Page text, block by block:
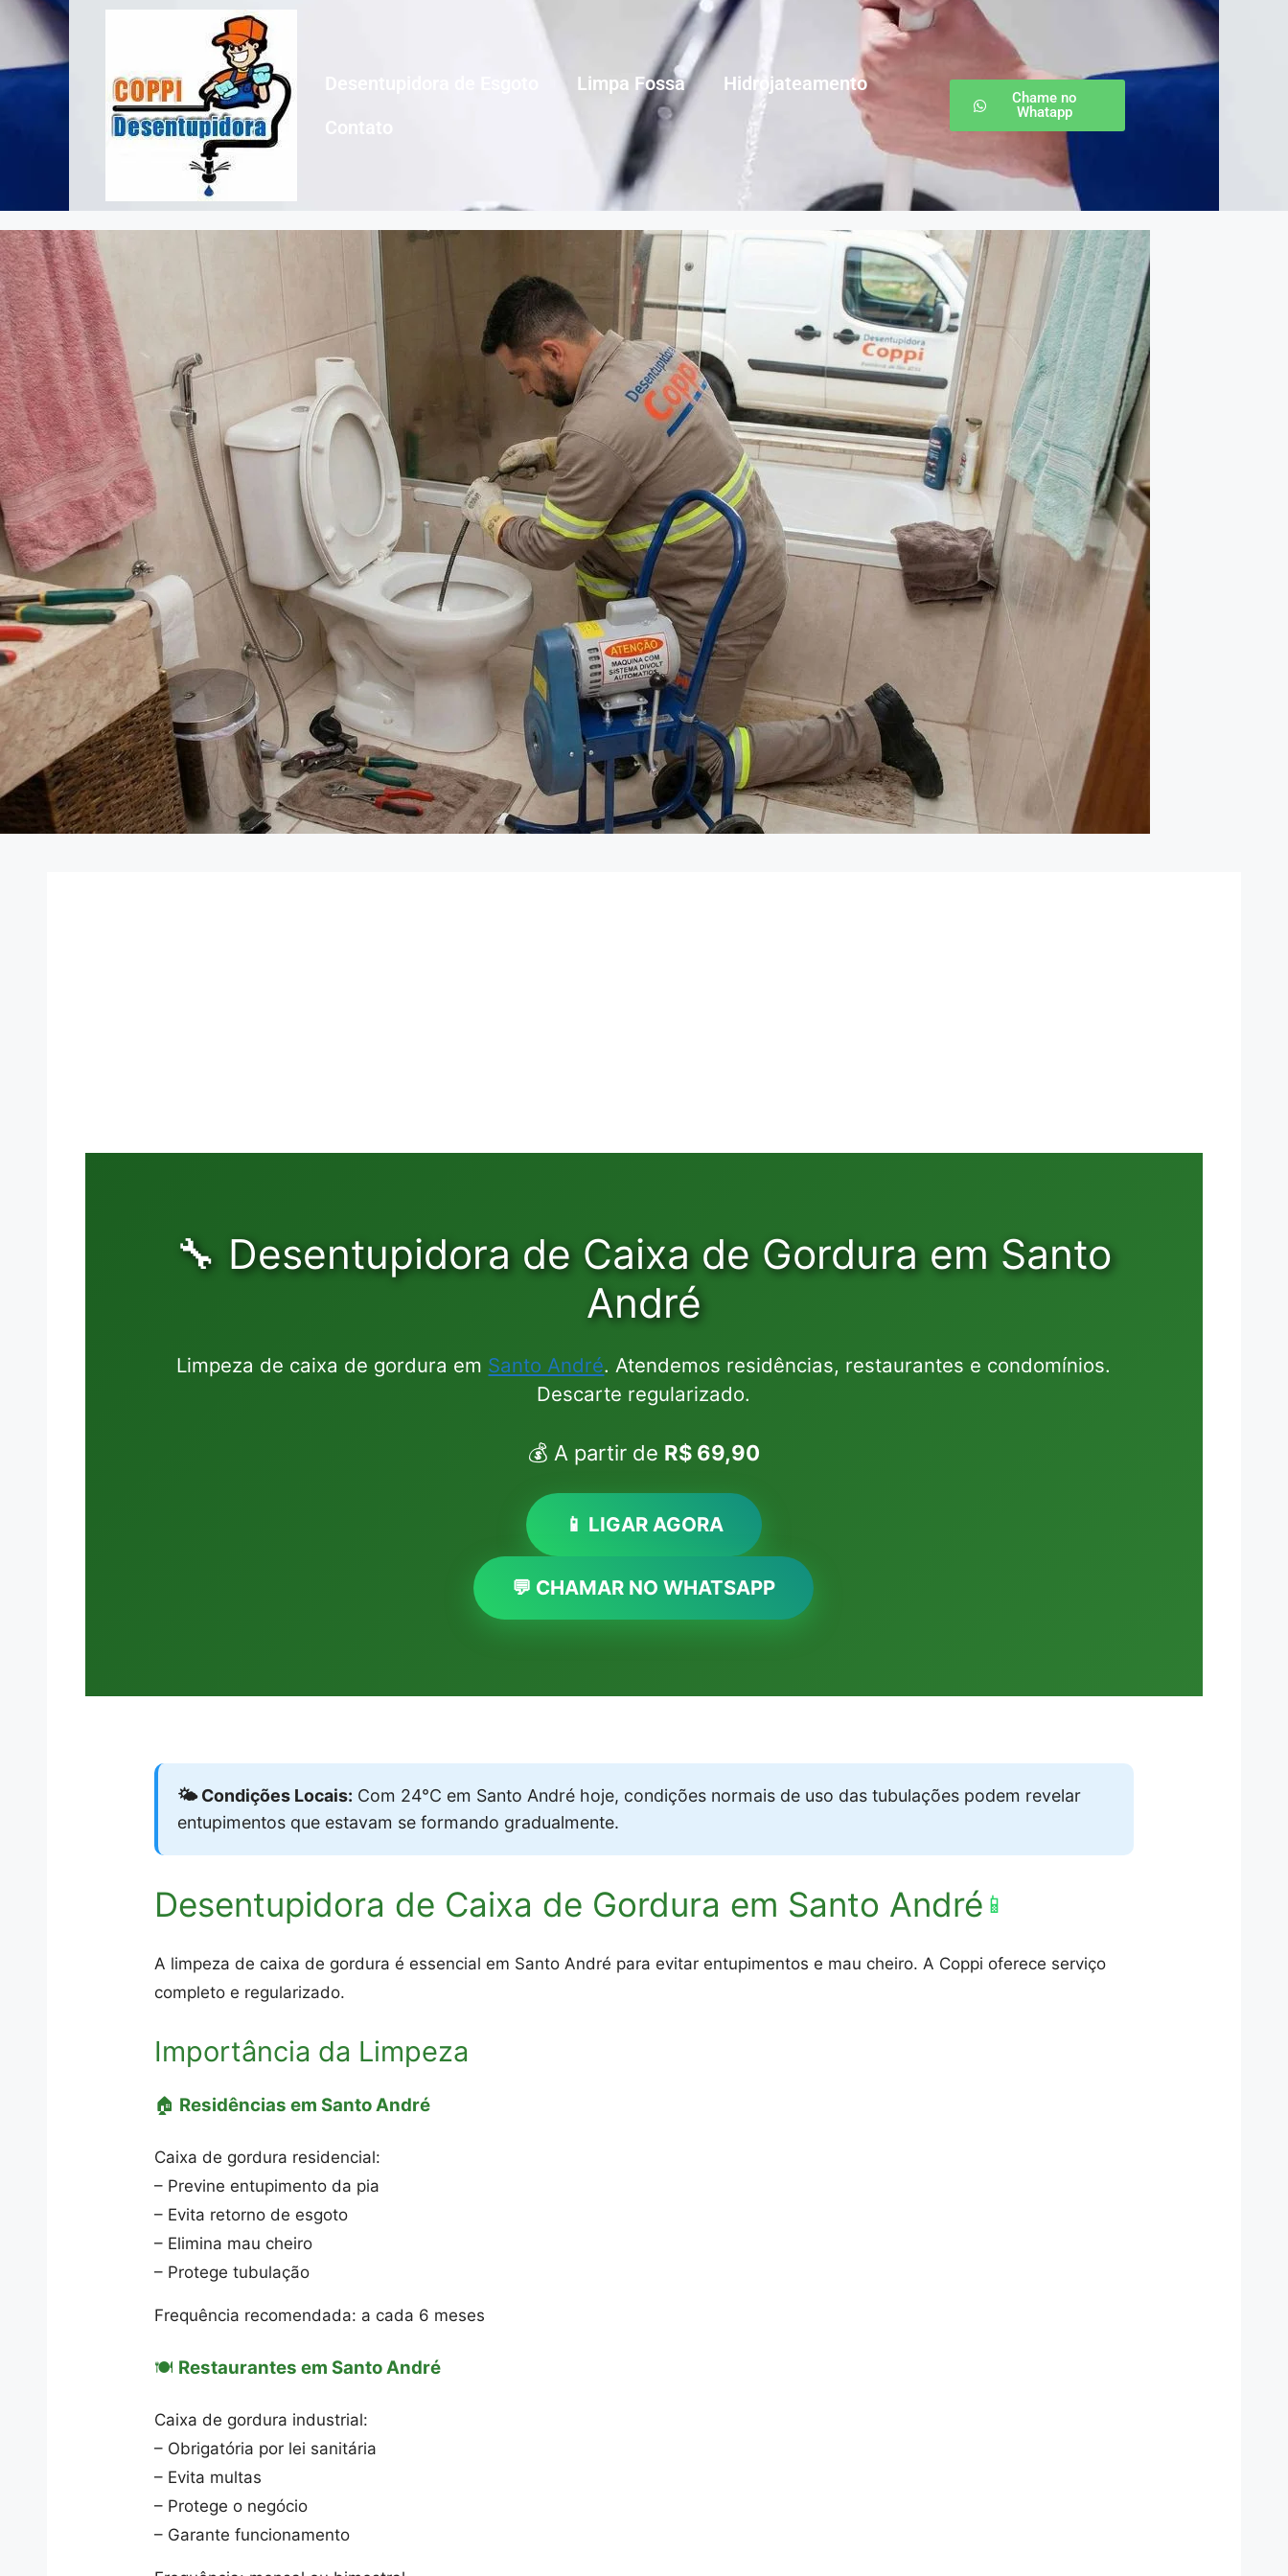
Limpa Fossa
Hidrojateamento
Chame no
Whatapp
🔧 Desentupidora de Caixa de Gordura em Santo
André
Limpeza de caixa de gordura em Santo André. Atendemos residências, restaurantes e condomínios.
Descarte regularizado.
💰 A partir de R$ 69,90
📱 LIGAR AGORA
💬 CHAMAR NO WHATSAPP
🌤️ Condições Locais: Com 24°C em Santo André hoje, condições normais de uso das tubulações podem revelar
entupimentos que estavam se formando gradualmente.
Desentupidora de Caixa de Gordura em Santo André 📱
A limpeza de caixa de gordura é essencial em Santo André para evitar entupimentos e mau cheiro. A Coppi oferece serviço
completo e regularizado.
Importância da Limpeza
🏠 Residências em Santo André
Caixa de gordura residencial:
– Previne entupimento da pia
– Evita retorno de esgoto
– Elimina mau cheiro
– Protege tubulação
Frequência recomendada: a cada 6 meses
🍽️ Restaurantes em Santo André
Caixa de gordura industrial:
– Obrigatória por lei sanitária
– Evita multas
– Protege o negócio
– Garante funcionamento